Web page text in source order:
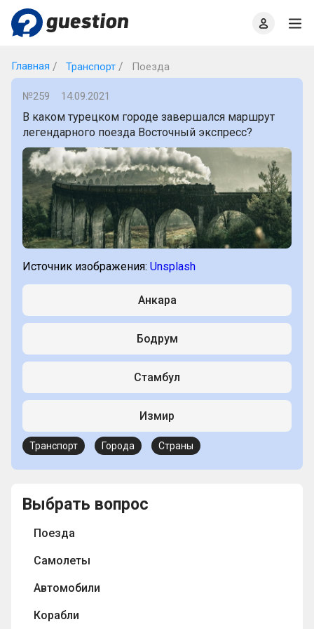
Главная Транспорт Поезда
№259 14.09.2021
В каком турецком городе завершался маршрут
легендарного поезда Восточный экспресс?
Источник изображения: Unsplash
Анкара
Бодрум
Стамбул
Измир
Транспорт Города Страны
Выбрать вопрос
Поезда
Самолеты
Автомобили
Корабли